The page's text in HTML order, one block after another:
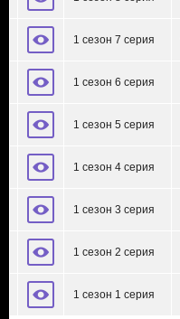
1 сезон 7 серия
1 сезон 6 серия
1 сезон 5 серия
1 сезон 4 серия
1 сезон 3 серия
1 сезон 2 серия
1 сезон 1 серия